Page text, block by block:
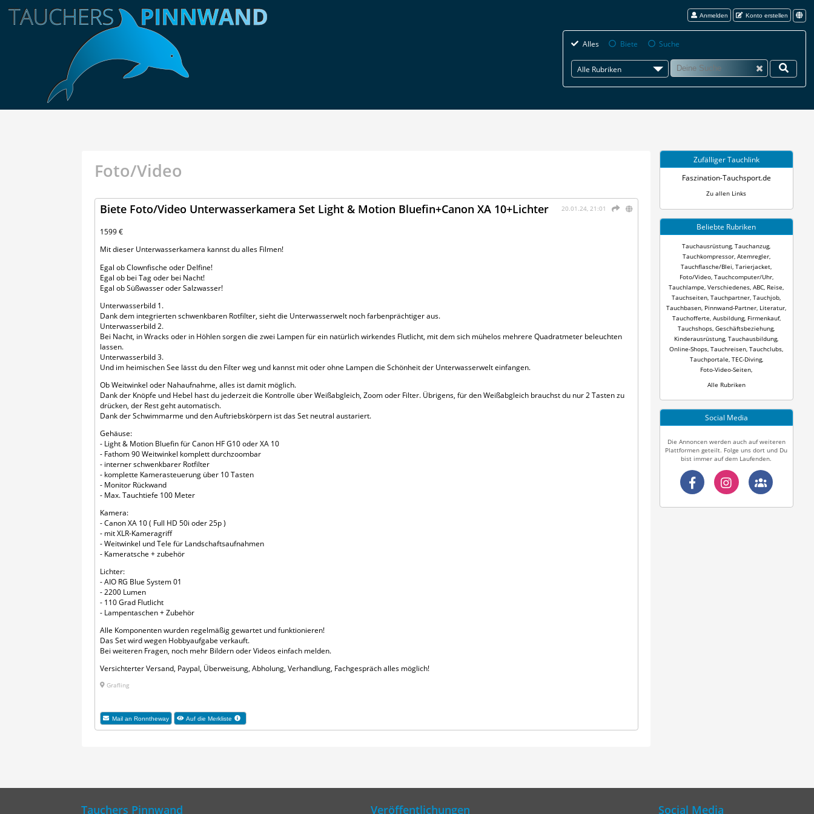
Anmelden Konto erstellen
Alles Biete Suche
Alle Rubriken
Foto/Video
20.01.24, 21:01
Biete Foto/Video Unterwasserkamera Set Light & Motion Bluefin+Canon XA 10+Lichter
1599 €
Mit dieser Unterwasserkamera kannst du alles Filmen!
Egal ob Clownfische oder Delfine!
Egal ob bei Tag oder bei Nacht!
Egal ob Süßwasser oder Salzwasser!
Unterwasserbild 1.
Dank dem integrierten schwenkbaren Rotfilter, sieht die Unterwasserwelt noch farbenprächtiger aus.
Unterwasserbild 2.
Bei Nacht, in Wracks oder in Höhlen sorgen die zwei Lampen für ein natürlich wirkendes Flutlicht, mit dem sich mühelos mehrere Quadratmeter beleuchten
lassen.
Unterwasserbild 3.
Und im heimischen See lässt du den Filter weg und kannst mit oder ohne Lampen die Schönheit der Unterwasserwelt einfangen.
Ob Weitwinkel oder Nahaufnahme, alles ist damit möglich.
Dank der Knöpfe und Hebel hast du jederzeit die Kontrolle über Weißabgleich, Zoom oder Filter. Übrigens, für den Weißabgleich brauchst du nur 2 Tasten zu
drücken, der Rest geht automatisch.
Dank der Schwimmarme und den Auftriebskörpern ist das Set neutral austariert.
Gehäuse:
- Light & Motion Bluefin für Canon HF G10 oder XA 10
- Fathom 90 Weitwinkel komplett durchzoombar
- interner schwenkbarer Rotfilter
- komplette Kamerasteuerung über 10 Tasten
- Monitor Rückwand
- Max. Tauchtiefe 100 Meter
Kamera:
- Canon XA 10 ( Full HD 50i oder 25p )
- mit XLR-Kameragriff
- Weitwinkel und Tele für Landschaftsaufnahmen
- Kameratsche + zubehör
Lichter:
- AIO RG Blue System 01
- 2200 Lumen
- 110 Grad Flutlicht
- Lampentaschen + Zubehör
Alle Komponenten wurden regelmäßig gewartet und funktionieren!
Das Set wird wegen Hobbyaufgabe verkauft.
Bei weiteren Fragen, noch mehr Bildern oder Videos einfach melden.
Versichterter Versand, Paypal, Überweisung, Abholung, Verhandlung, Fachgespräch alles möglich!
Grafling
Mail an Ronntheway Auf die Merkliste
Zufälliger Tauchlink
Faszination-Tauchsport.de
Zu allen Links
Beliebte Rubriken
Tauchausrüstung, Tauchanzug,
Tauchkompressor, Atemregler,
Tauchflasche/Blei Tarierjacket
Foto/Video, Tauchcomputer/Uhr,
Tauchlampe Verschiedenes ABC Reise
Tauchseiten Tauchpartner Tauchjob
Tauchbasen Pinnwand-Partner Literatur
Tauchofferte Ausbildung, Firmenkauf,
Tauchshops Geschäftsbeziehung,
Kinderausrüstung, Tauchausbildung,
Online-Shops Tauchreisen Tauchclubs
Tauchportale TEC-Diving,
Foto-Video-Seiten
Alle Rubriken
Social Media
Die Annoncen werden auch auf weiteren
Plattformen geteilt. Folge uns dort und Du
bist immer auf dem Laufenden.
Tauchers Pinnwand Veröffentlichungen Social Media